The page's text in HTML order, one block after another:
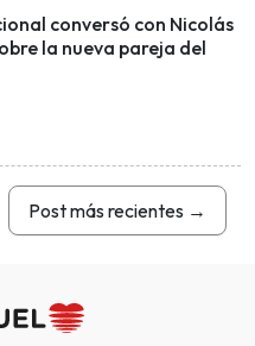
conversó con Nicolás
la nueva pareja del
Post más recientes →